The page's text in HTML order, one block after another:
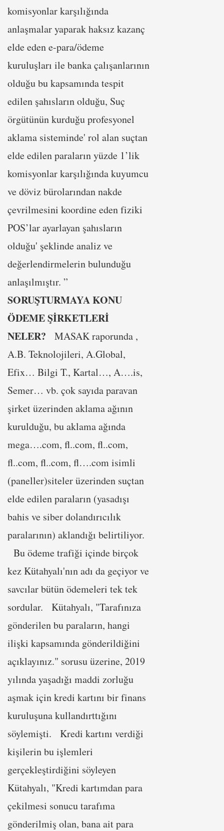
komisyonlar karşılığında
anlaşmalar yaparak haksız kazanç
elde eden e-para/ödeme
kuruluşları ile banka çalışanlarının
olduğu bu kapsamında tespit
edilen şahısların olduğu, Suç
örgütünün kurduğu profesyonel
aklama sisteminde' rol alan suçtan
elde edilen paraların yüzde 1’lik
komisyonlar karşılığında kuyumcu
ve döviz bürolarından nakde
çevrilmesini koordine eden fiziki
POS’lar ayarlayan şahısların
olduğu' şeklinde analiz ve
değerlendirmelerin bulunduğu
anlaşılmıştır. ”
SORUŞTURMAYA KONU
ÖDEME ŞİRKETLERİ
NELER? MASAK raporunda ,
A.B. Teknolojileri, A.Global,
Efix… Bilgi T., Kartal…, A….is,
Semer… vb. çok sayıda paravan
şirket üzerinden aklama ağının
kurulduğu, bu aklama ağında
mega….com, fl..com, fl..com,
fl..com, fl..com, fl….com isimli
(paneller)siteler üzerinden suçtan
elde edilen paraların (yasadışı
bahis ve siber dolandırıcılık
paralarının) aklandığı belirtiliyor.
Bu ödeme trafiği içinde birçok
kez Kütahyalı'nın adı da geçiyor ve
savcılar bütün ödemeleri tek tek
sordular. Kütahyalı, "Tarafınıza
gönderilen bu paraların, hangi
ilişki kapsamında gönderildiğini
açıklayınız." sorusu üzerine, 2019
yılında yaşadığı maddi zorluğu
aşmak için kredi kartını bir finans
kuruluşuna kullandırttığını
söylemişti. Kredi kartını verdiği
kişilerin bu işlemleri
gerçekleştirdiğini söyleyen
Kütahyalı, "Kredi kartımdan para
çekilmesi sonucu tarafıma
gönderilmiş olan, bana ait para